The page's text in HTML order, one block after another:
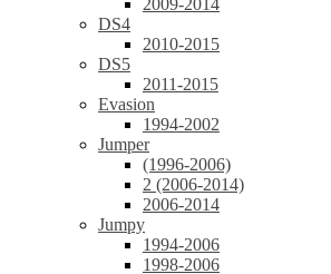
2009-2014
DS4
2010-2015
DS5
2011-2015
Evasion
1994-2002
Jumper
(1996-2006)
2 (2006-2014)
2006-2014
Jumpy
1994-2006
1998-2006